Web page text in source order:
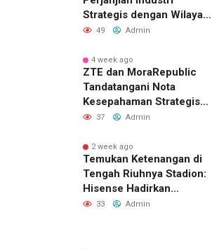
Strategis dengan Wilayah
Sverdlovsk, Rusia untuk
49 Admin
4 week ago
ZTE dan MoraRepublic
Tandatangani Nota
Kesepahaman Strategis
untuk Memperluas
Indonesia
37 Admin
2 week ago
Temukan Ketenangan di
Tengah Riuhnya Stadion:
Hisense Hadirkan
Pengalaman FIFA World
33 Admin